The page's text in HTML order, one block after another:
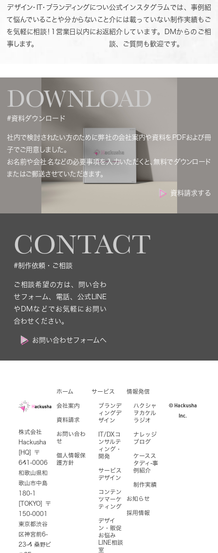
デザイン・IT・ブランディングについ
て悩んでいることや分からないこと
を気軽に相談！1営業日以内にお返
事します。
公式インスタグラムでは、事例紹
介には載っていない制作実績もご
紹介しています。DMからのご相
談、ご質問も歓迎です。
DOWNLOAD
#資料ダウンロード
社内で検討されたい方のために弊社の会社案内や資料をPDFおよび冊
子でご用意しました。
お名前や会社名などの必要事項を入力いただくと、無料でダウンロード
またはご郵送させていただきます。
資料請求する
CONTACT
#制作依頼・ご相談
ご相談希望の方は、問い合わ
せフォーム、電話、公式LINE
やDMなどでお気軽にお問い
合わせください。
お問い合わせフォームへ
株式会社
Hackusha
[HQ] 〒
641-0006
和歌山県和
歌山市中島
180-1
[TOKYO] 〒
150-0001
東京都渋谷
区神宮前6-
23-4 桑野ビ
ホーム
会社案内
資料請求
お問い合わ
せ
個人情報保
護方針
サービス
ブランデ
ィングデ
ザイン
IT/DXコ
ンサルテ
ィング・
開発
サービス
デザイン
コンテン
ツマーケ
ティング
デザイ
ン・販促
お悩み
LINE相談
室
情報発信
ハクシャ
ヲカケル
ラジオ
ナレッジ
ブログ
ケースス
タディ-事
例紹介
制作実績
お知らせ
採用情報
© Hackusha
Inc.